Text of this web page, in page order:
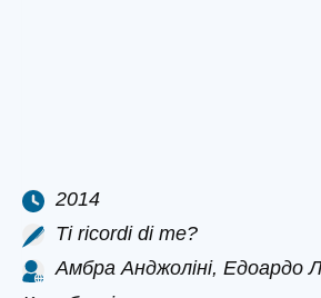
2014
Ti ricordi di me?
Амбра Анджоліні, Едоардо